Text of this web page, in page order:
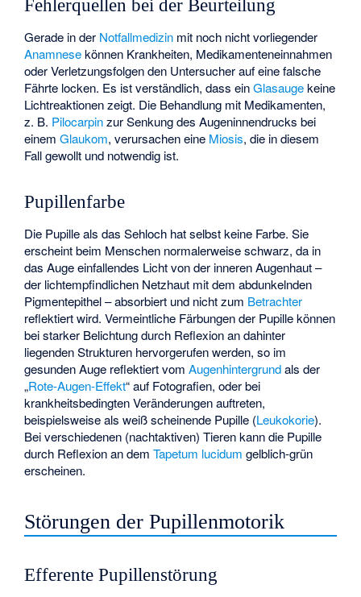
Fehlerquellen bei der Beurteilung
Gerade in der Notfallmedizin mit noch nicht vorliegender
Anamnesekönnen Krankheiten, Medikamenteneinnahmen
oder Verletzungsfolgen den Untersucher auf eine falsche
Fährte locken. Es ist verständlich, dass einGlasaugekeine
Lichtreaktionen zeigt. Die Behandlung mit Medikamenten,
z. B. Pilocarpinzur Senkung des Augeninnendrucks bei
einemGlaukom, verursachen eine Miosis, die in diesem
Fall gewollt und notwendig ist.
Pupillenfarbe
Die Pupille als das Sehloch hat selbst keine Farbe. Sie
erscheint beim Menschen normalerweise schwarz, da in
das Auge einfallendes Licht von der inneren Augenhaut –
der lichtempfindlichen Netzhaut mit dem abdunkelnden
Pigmentepithel – absorbiert und nicht zum Betrachter
reflektiert wird. Vermeintliche Färbungen der Pupille können
bei starker Belichtung durch Reflexion an dahinter
liegenden Strukturen hervorgerufen werden, so im
gesunden Auge reflektiert vomAugenhintergrundals der
„Rote-Augen-Effekt“ auf Fotografien, oder bei
krankheitsbedingten Veränderungen auftreten,
beispielsweise als weiß scheinende Pupille (Leukokorie).
Bei verschiedenen (nachtaktiven) Tieren kann die Pupille
durch Reflexion an demTapetum lucidum gelblich-grün
erscheinen.
Störungen der Pupillenmotorik
Efferente Pupillenstörung